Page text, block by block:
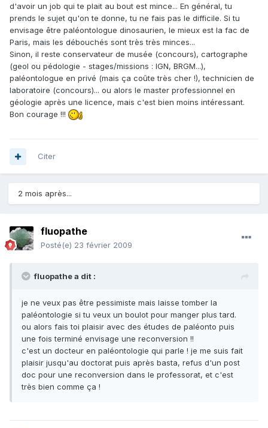
d'avoir un job qui te plait au bout est mince... En général, tu
prends le sujet qu'on te donne, tu ne fais pas le difficile. Si tu
envisage être paléontologue dinosaurien, le mieux est la fac de
Paris, mais les débouchés sont très très minces...
Sinon, il reste conservateur de musée (concours), cartographe
(geol ou pédologie - stages/missions : IGN, BRGM...),
paléontologue en privé (mais ça coûte très cher !), technicien de
laboratoire (concours)... ou alors le master professionnel en
géologie après une licence, mais c'est bien moins intéressant.
Bon courage !!!
Citer
2 mois après...
fluopathe
Posté(e) 23 février 2009
fluopathe a dit :
je ne veux pas être pessimiste mais laisse tomber la
paléontologie si tu veux un boulot pour manger plus tard.
ou alors fais toi plaisir avec des études de paléonto puis
une fois terminé envisage une reconversion !!
c'est un docteur en paléontologie qui parle ! je me suis fait
plaisir jusqu'au doctorat puis après basta, refus d'un post
doc pour une reconversion dans le professorat, et c'est
très bien comme ça !